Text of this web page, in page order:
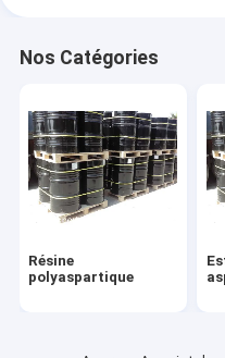
Projet de Polyaspartic
FAQ de Polyaspartic
Matériaux de
Matériaux époxydes
Nos Catégories
Résine
polyaspartique